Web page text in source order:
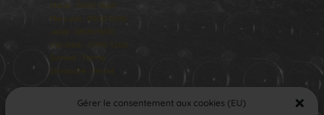
Gérer le consentement aux cookies (EU)
Mardi : 09:00-16:00
Mercredi : 09:00-16:00
Jeudi : 09:00-16:00
Vendredi : 09:00-12:00
Samedi : Fermé
Dimanche : Fermé